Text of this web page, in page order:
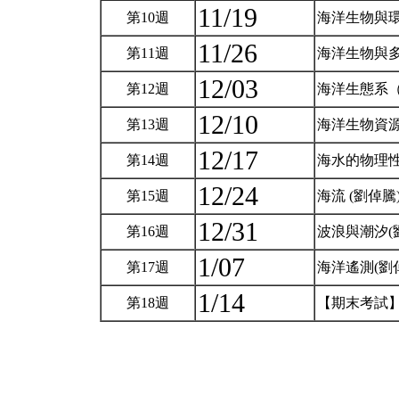
第10週 11/19 海洋生物與
第11週 11/26 海洋生物與
第12週 12/03 海洋生態系
第13週 12/10 海洋生物資
第14週 12/17 海水的物理
第15週 12/24 海流 (劉倬
第16週 12/31 波浪與潮汐(
第17週 1/07 海洋遙測(劉
第18週 1/14 【期末考試